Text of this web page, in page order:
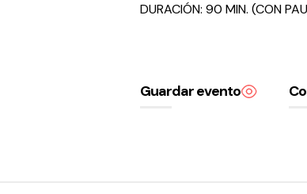
DURACIÓN: 90 MIN. (CON
Guardar evento